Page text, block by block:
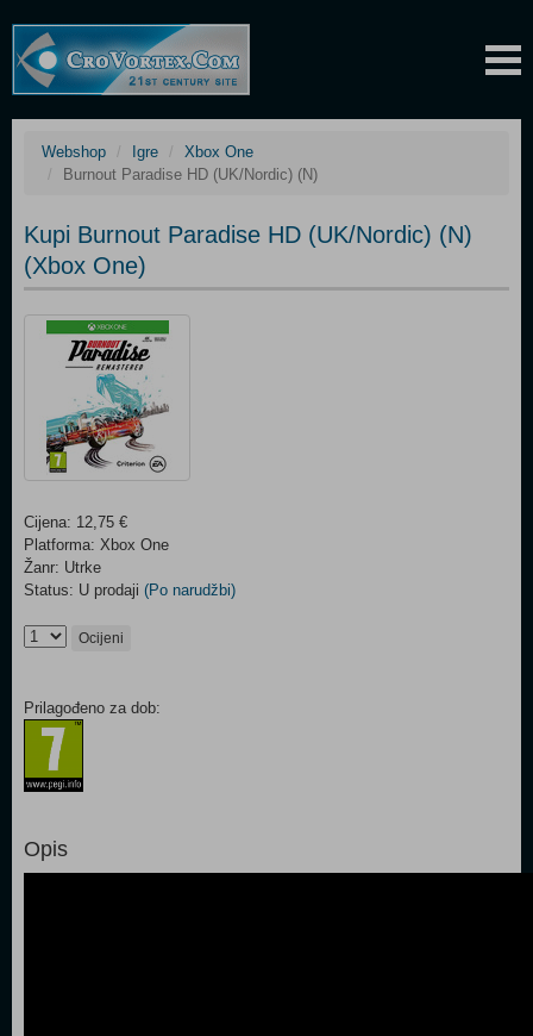
Webshop Igre
Xbox One
Burnout Paradise HD (UK/Nordic) (N)
Kupi Burnout Paradise HD (UK/Nordic) (N)
(Xbox One)
Cijena: 12,75 €
Platforma: Xbox One
Žanr: Utrke
Status: U prodaji (Po narudžbi)
Ocijeni
Prilagođeno za dob:
Opis